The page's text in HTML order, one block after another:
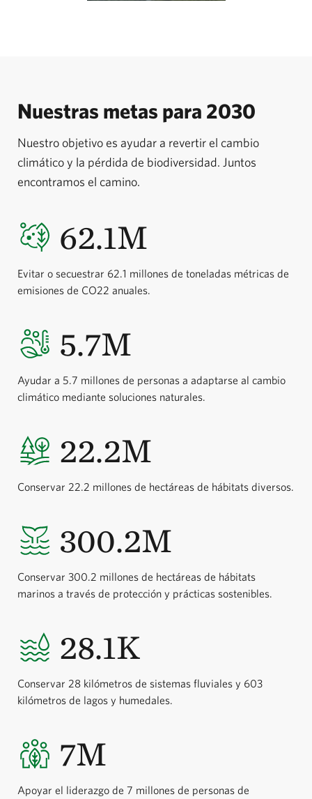
Nuestras metas para 2030
Nuestro objetivo es ayudar a revertir el cambio
climático y la pérdida de biodiversidad. Juntos
encontramos el camino.
62.1M
Evitar o secuestrar 62.1 millones de toneladas métricas de
emisiones de CO22 anuales.
5.7M
Ayudar a 5.7 millones de personas a adaptarse al cambio
climático mediante soluciones naturales.
22.2M
Conservar 22.2 millones de hectáreas de hábitats diversos.
300.2M
Conservar 300.2 millones de hectáreas de hábitats
marinos a través de protección y prácticas sostenibles.
28.1K
Conservar 28 kilómetros de sistemas fluviales y 603
kilómetros de lagos y humedales.
7M
Apoyar el liderazgo de 7 millones de personas de